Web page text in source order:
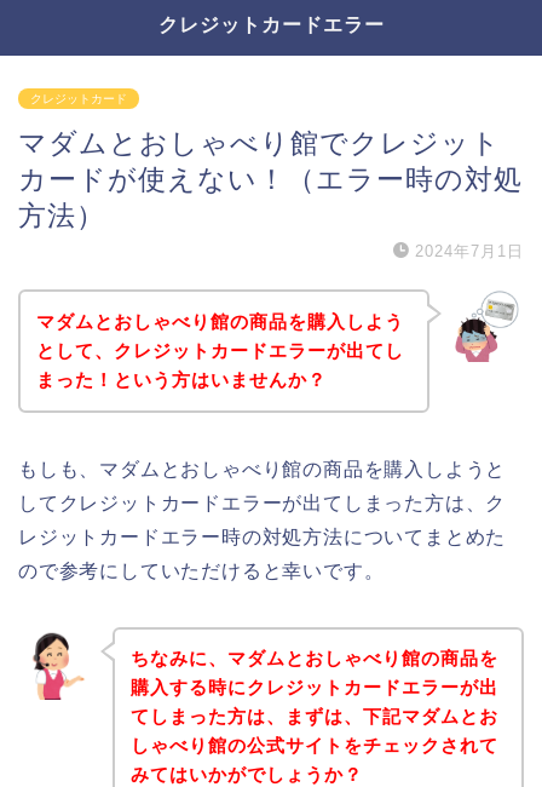
クレジットカードエラー
クレジットカード
マダムとおしゃべり館でクレジット
カードが使えない！（エラー時の対処
方法）
2024年7月1日
マダムとおしゃべり館の商品を購入しよう
として、クレジットカードエラーが出てし
まった！という方はいませんか？
もしも、マダムとおしゃべり館の商品を購入しようと
してクレジットカードエラーが出てしまった方は、ク
レジットカードエラー時の対処方法についてまとめた
ので参考にしていただけると幸いです。
ちなみに、マダムとおしゃべり館の商品を
購入する時にクレジットカードエラーが出
てしまった方は、まずは、下記マダムとお
しゃべり館の公式サイトをチェックされて
みてはいかがでしょうか？